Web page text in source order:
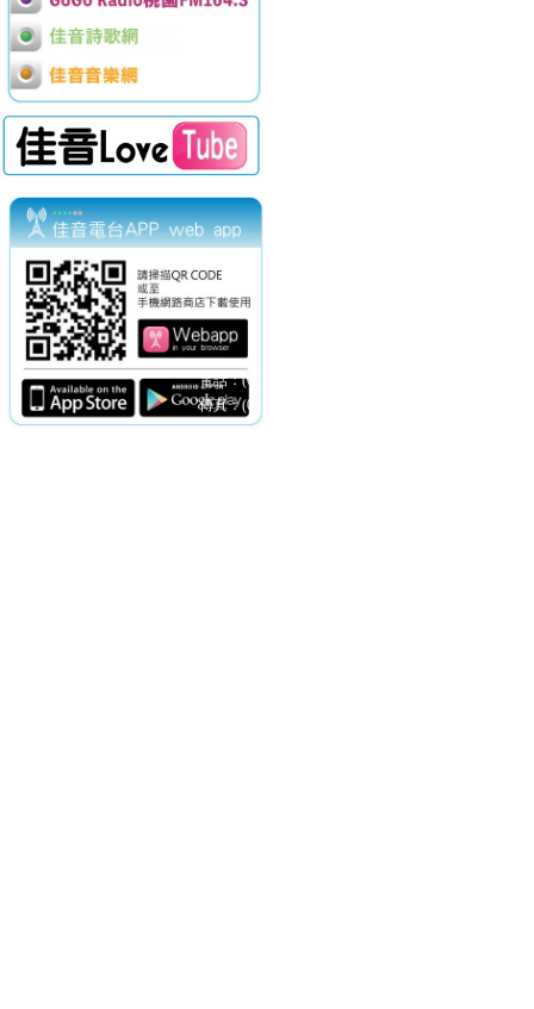
電話：(02)2369-9050
傳真：(02)2362-7816